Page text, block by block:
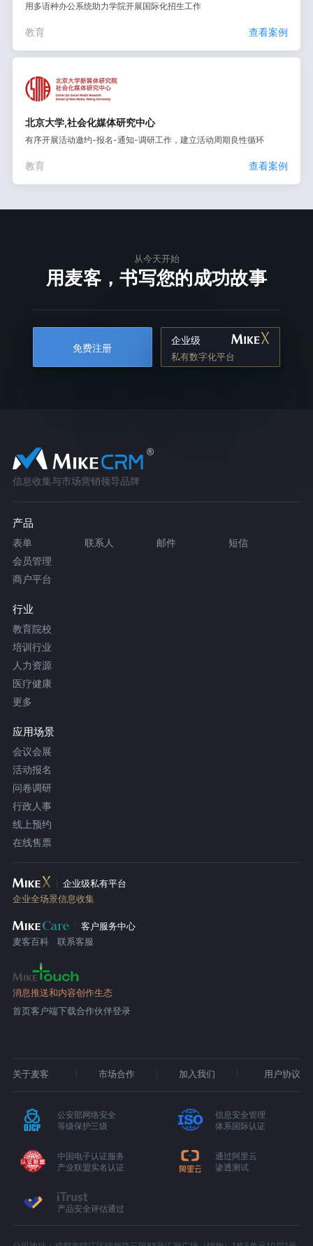
用多语种办公系统助力学院开展国际化招生工作
教育 查看案例
北京大学,社会化媒体研究中心
有序开展活动邀约-报名-通知-调研工作，建立活动周期良性循环
教育 查看案例
从今天开始
用麦客，书写您的成功故事
免费注册
企业级
私有数字化平台
信息收集与市场营销领导品牌
产品
表单 联系人 邮件
短信
会员管理
商户平台
行业
教育院校
培训行业
人力资源
医疗健康
更多
应用场景
会议会展
活动报名
问卷调研
行政人事
线上预约
在线售票
企业级私有平台
企业全场景信息收集
客户服务中心
麦客百科
联系客服
消息推送和内容创作生态
首页客户端下载合作伙伴登录
关于麦客 市场合作 加入我们 用户协议
公安部网络安全
等级保护三级
信息安全管理
体系国际认证
中国电子认证服务
产业联盟实名认证
通过阿里云
渗透测试
产品安全评估通过